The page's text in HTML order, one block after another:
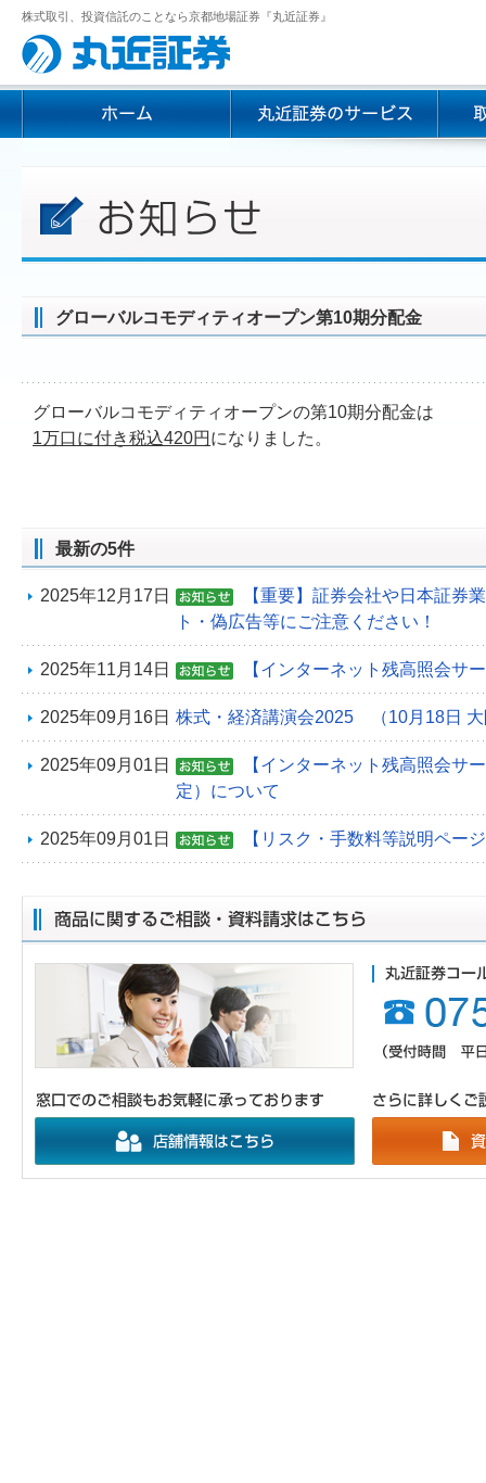
株式取引、投資信託のことなら京都地場証券『丸近証券』
グローバルコモディティオープン第10期分配金
グローバルコモディティオープンの第10期分配金は
1万口に付き税込420円 になりました。
最新の5件
2025年12月17日
【重要】証券会社や日本証券
ト・偽広告等にご注意ください！
2025年11月14日 【インターネット残高照会サ
2025年09月16日 株式・経済講演会2025 （10月18日 大
2025年09月01日
【インターネット残高照会サ
定）について
2025年09月01日 【リスク・手数料等説明ペー